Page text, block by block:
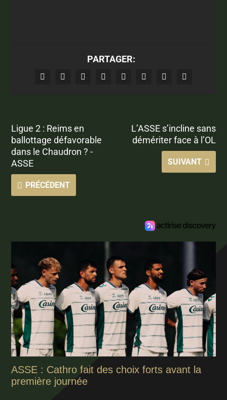
PARTAGER:
Ligue 2 : Reims en
ballottage défavorable
dans le Chaudron ? -
ASSE
PRÉCÉDENT
L’ASSE s’incline sans
démériter face à l’OL
SUIVANT
ASSE : Cathro fait des choix forts avant la
première journée